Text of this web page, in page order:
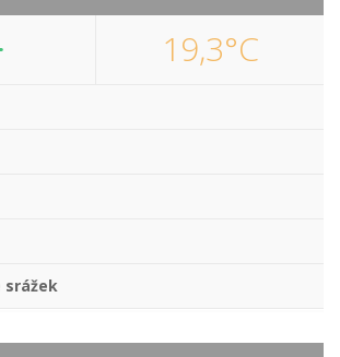
19,3°C
srážek